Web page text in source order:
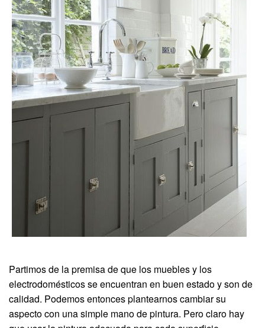
Partimos de la premisa de que los muebles y los
electrodomésticos se encuentran en buen estado y son de
calidad. Podemos entonces plantearnos cambiar su
aspecto con una simple mano de pintura. Pero claro hay